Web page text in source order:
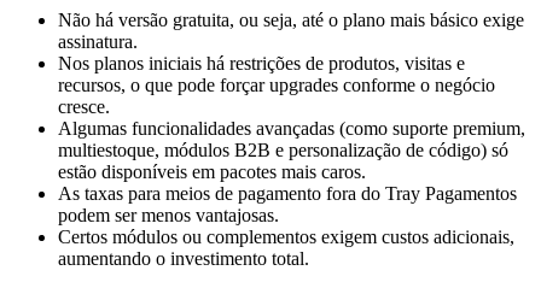
Não há versão gratuita, ou seja, até o plano mais básico exige
assinatura.
Nos planos iniciais há restrições de produtos, visitas e
recursos, o que pode forçar upgrades conforme o negócio
cresce.
Algumas funcionalidades avançadas (como suporte premium,
multiestoque, módulos B2B e personalização de código) só
estão disponíveis em pacotes mais caros.
As taxas para meios de pagamento fora do Tray Pagamentos
podem ser menos vantajosas.
Certos módulos ou complementos exigem custos adicionais,
aumentando o investimento total.